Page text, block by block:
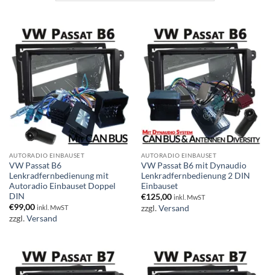
AUTORADIO EINBAUSET
VW Passat B6
Lenkradfernbedienung mit
Autoradio Einbauset Doppel
DIN
€99,00 inkl. MwST
zzgl.Versand
AUTORADIO EINBAUSET
VW Passat B6 mit Dynaudio
Lenkradfernbedienung 2 DIN
Einbauset
€125,00 inkl. MwST
zzgl.Versand